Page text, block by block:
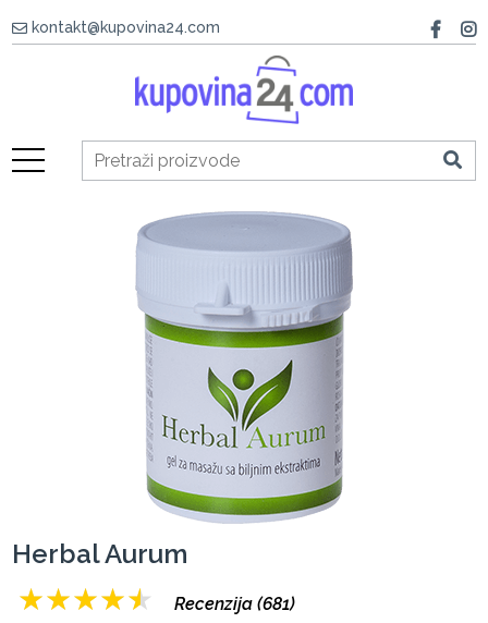
kontakt@kupovina24.com
Herbal Aurum
★★★★★ Recenzija (681)